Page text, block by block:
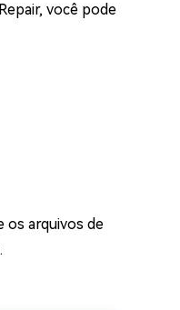
você pode
os arquivos de